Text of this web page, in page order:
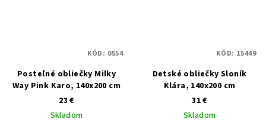
Posteľné obliečky Milky
Way Pink Karo, 140x200 cm
23 €
Skladom
KÓD: 0554
Detské obliečky Sloník
Klára, 140x200 cm
31 €
Skladom
KÓD: 15449